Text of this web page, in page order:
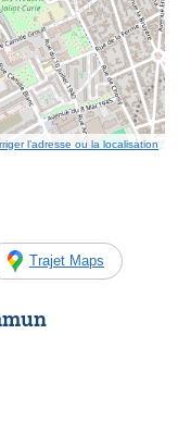
l’adresse ou la localisation
Trajet Maps